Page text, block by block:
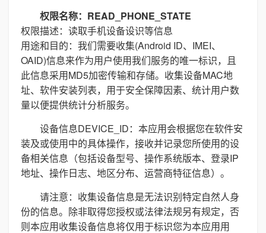
权限名称：READ_PHONE_STATE
权限描述：读取手机设备设识等信息
用途和目的：我们需要收集(Android ID、IMEI、
OAID)信息来作为用户使用我们服务的唯一标识，且
此信息采用MD5加密传输和存储。收集设备MAC地
址、软件安装列表，用于安全保障因素、统计用户数
量以便提供统计分析服务。
设备信息DEVICE_ID：本应用会根据您在软件安
装及或使用中的具体操作，接收并记录您所使用的设
备相关信息（包括设备型号、操作系统版本、登录IP
地址、操作日志、地区分布、运营商特征信息）。
请注意：收集设备信息是无法识别特定自然人身
份的信息。除非取得您授权或法律法规另有规定，否
则本应用收集设备信息将仅用于标识您为本应用用